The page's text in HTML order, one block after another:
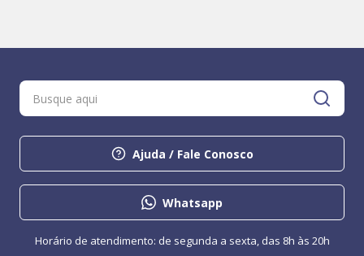
Ajuda / Fale Conosco
Whatsapp
Horário de atendimento: de segunda a sexta, das 8h às 20h